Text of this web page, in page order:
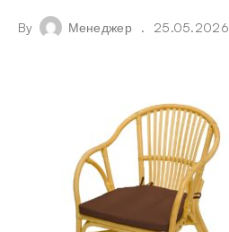
By Менеджер 25.05.2026